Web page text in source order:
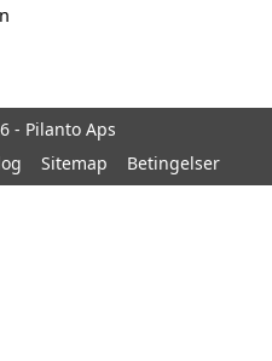
- Pilanto Aps
Sitemap Betingelser